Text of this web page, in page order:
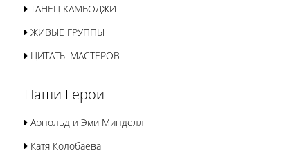
ТАНЕЦ КАМБОДЖИ
ЖИВЫЕ ГРУППЫ
ЦИТАТЫ МАСТЕРОВ
Наши Герои
Арнольд и Эми Минделл
Катя Колобаева